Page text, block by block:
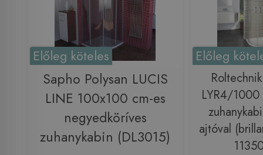
Előleg köteles
Sapho Polysan LUCIS
LINE 100x100 cm-es
negyedköríves
zuhanykabin (DL3015)
Előleg
LYR4/1000
ajtóval